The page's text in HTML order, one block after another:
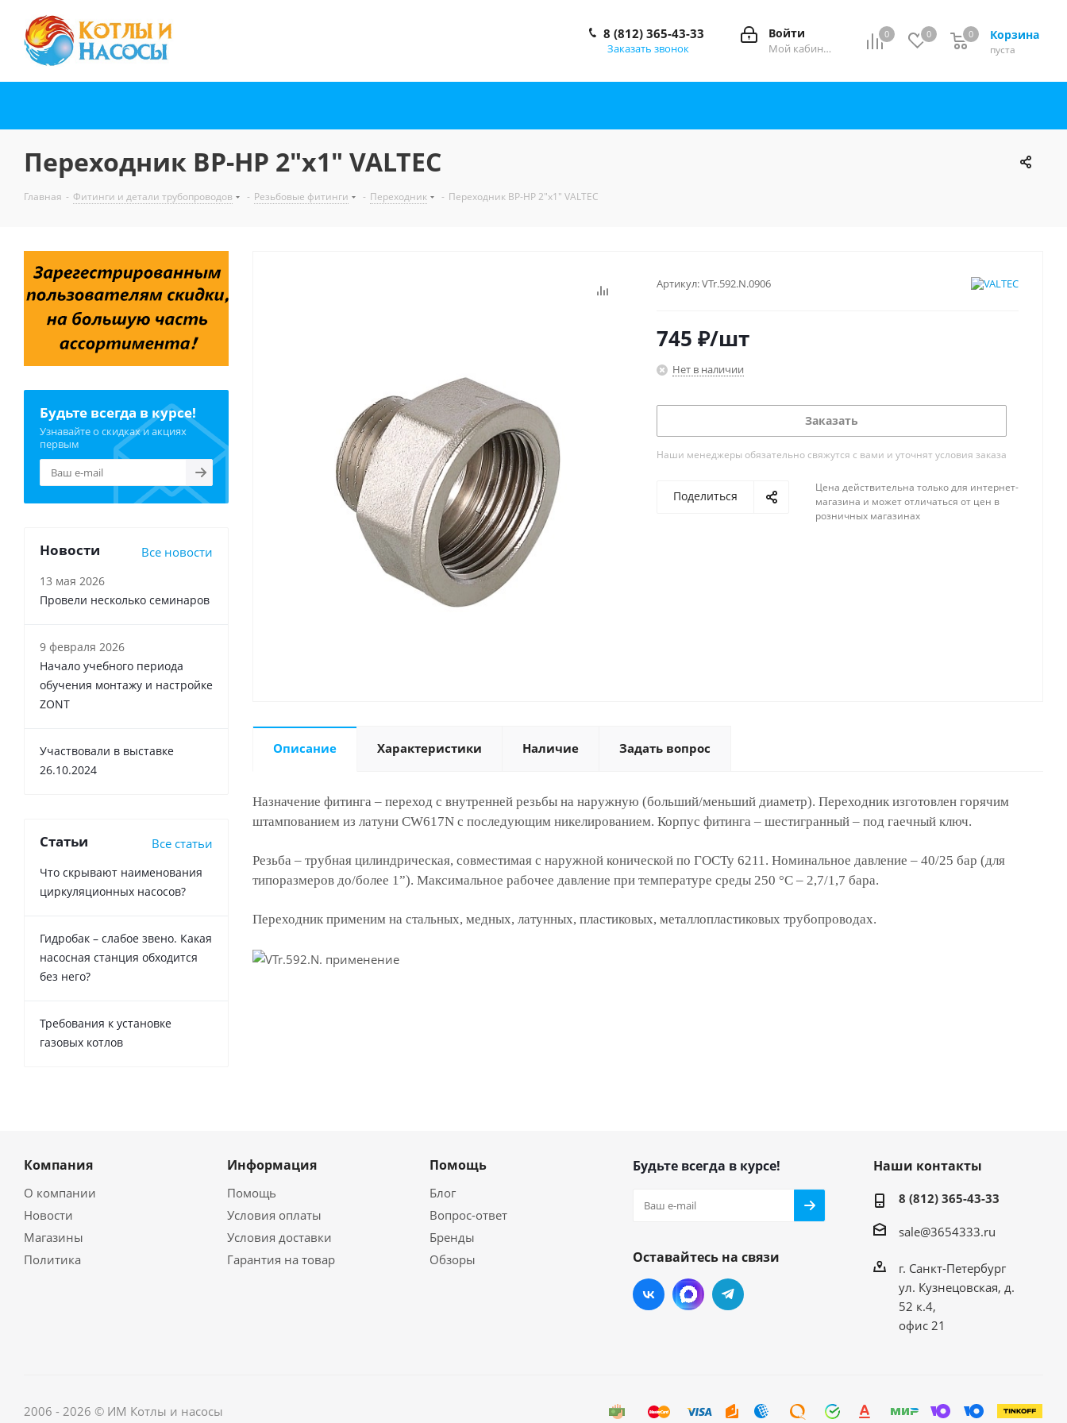
0 0 Корзина
0
пуста
0
Войти
Мой кабинет
8 (812) 365-43-33
Заказать звонок
Переходник ВР-НР 2"x1" VALTEC
Главная - Фитинги и детали трубопроводов - Резьбовые фитинги - Переходник - Переходник ВР-НР 2"x1" VALTEC
Артикул:VTr.592.N.0906
745 ₽/шт
Нет в наличии
Заказать
Наши менеджеры обязательно свяжутся с вами и уточнят условия заказа
Поделиться
Цена действительна только для интернет-
магазина и может отличаться от цен в
розничных магазинах
Описание Характеристики Наличие Задать вопрос
Назначение фитинга – переход с внутренней резьбы на наружную (больший/меньший диаметр). Переходник изготовлен горячим
штампованием из латуни CW617N с последующим никелированием. Корпус фитинга – шестигранный – под гаечный ключ.
Резьба – трубная цилиндрическая, совместимая с наружной конической по ГОСТу 6211. Номинальное давление – 40/25 бар (для
типоразмеров до/более 1”). Максимальное рабочее давление при температуре среды 250 °С – 2,7/1,7 бара.
Переходник применим на стальных, медных, латунных, пластиковых, металлопластиковых трубопроводах.
Будьте всегда в курсе!
Узнавайте о скидках и акциях
первым
Новости Все новости
13 мая 2026
Провели несколько семинаров
9 февраля 2026
Начало учебного периода
обучения монтажу и настройке
ZONT
Участвовали в выставке
26.10.2024
Статьи Все статьи
Что скрывают наименования
циркуляционных насосов?
Гидробак – слабое звено. Какая
насосная станция обходится
без него?
Требования к установке
газовых котлов
Компания
О компании
Новости
Магазины
Политика
Информация
Помощь
Условия оплаты
Условия доставки
Гарантия на товар
Помощь
Блог
Вопрос-ответ
Бренды
Обзоры
Будьте всегда в курсе!
Оставайтесь на связи
Наши контакты
8 (812) 365-43-33
sale@3654333.ru
г. Санкт-Петербург
ул. Кузнецовская, д.
52 к.4,
офис 21
2006 - 2026 © ИМ Котлы и насосы